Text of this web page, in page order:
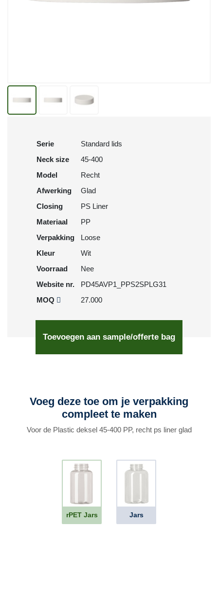
Serie
Standard lids
Neck size
45-400
Model
Recht
Afwerking
Glad
Closing
PS Liner
Materiaal
PP
Verpakking
Loose
Kleur
Wit
Voorraad
Nee
Website nr.
PD45AVP1_PPS2SPLG31
MOQ
27.000
Toevoegen aan sample/offerte bag
Voeg deze toe om je verpakking
compleet te maken
Voor de Plastic deksel 45-400 PP, recht ps liner glad
rPET Jars Jars